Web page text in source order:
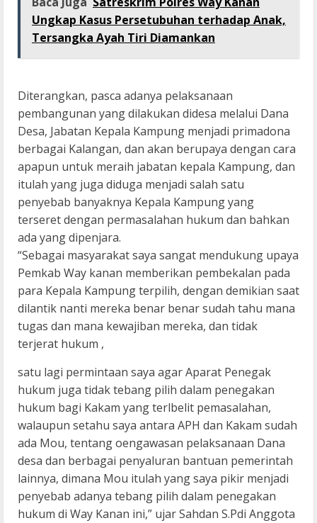
Ungkap Kasus Persetubuhan terhadap Anak,
Tersangka Ayah Tiri Diamankan
Diterangkan, pasca adanya pelaksanaan
pembangunan yang dilakukan didesa melalui Dana
Desa, Jabatan Kepala Kampung menjadi primadona
berbagai Kalangan, dan akan berupaya dengan cara
apapun untuk meraih jabatan kepala Kampung, dan
itulah yang juga diduga menjadi salah satu
penyebab banyaknya Kepala Kampung yang
terseret dengan permasalahan hukum dan bahkan
ada yang dipenjara.
“Sebagai masyarakat saya sangat mendukung upaya
Pemkab Way kanan memberikan pembekalan pada
para Kepala Kampung terpilih, dengan demikian saat
dilantik nanti mereka benar benar sudah tahu mana
tugas dan mana kewajiban mereka, dan tidak
terjerat hukum ,
satu lagi permintaan saya agar Aparat Penegak
hukum juga tidak tebang pilih dalam penegakan
hukum bagi Kakam yang terlbelit pemasalahan,
walaupun setahu saya antara APH dan Kakam sudah
ada Mou, tentang oengawasan pelaksanaan Dana
desa dan berbagai penyaluran bantuan pemerintah
lainnya, dimana Mou itulah yang saya pikir menjadi
penyebab adanya tebang pilih dalam penegakan
hukum di Way Kanan ini,” ujar Sahdan S.Pdi Anggota